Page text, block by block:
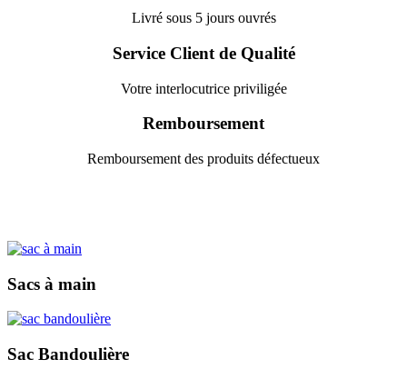
Livré sous 5 jours ouvrés
Service Client de Qualité
Votre interlocutrice priviligée
Remboursement
Remboursement des produits défectueux
Sacs à main
Sac Bandoulière